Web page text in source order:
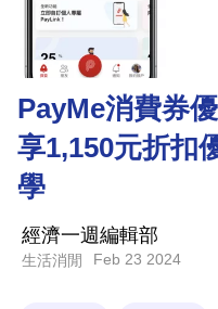
樓
理
財
商
科
技
PayMe消費券
享1,150元折扣
學
經濟一週編輯部
生活消閒 Feb 23 2024